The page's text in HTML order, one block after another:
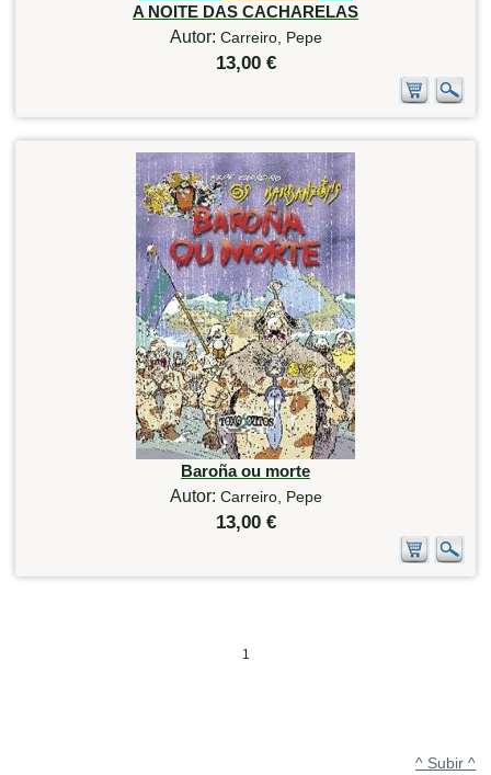
A NOITE DAS CACHARELAS
Autor: Carreiro, Pepe
13,00 €
Baroña ou morte
Autor: Carreiro, Pepe
13,00 €
1
^ Subir ^